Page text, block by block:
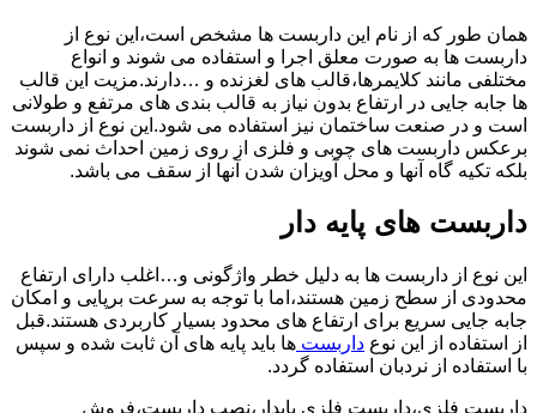
همان طور که از نام این داربست ها مشخص است،این نوع از
داربست ها به صورت معلق اجرا و استفاده می شوند و انواع
مختلفی مانند کلایمرها،قالب های لغزنده و …دارند.مزیت این قالب
ها جابه جایی در ارتفاع بدون نیاز به قالب بندی های مرتفع و طولانی
است و در صنعت ساختمان نیز استفاده می شود.این نوع از داربست
برعکس داربست های چوبی و فلزی از روی زمین احداث نمی شوند
بلکه تکیه گاه آنها و محل آویزان شدن آنها از سقف می باشد.
داربست های پایه دار
این نوع از داربست ها به دلیل خطر واژگونی و…اغلب دارای ارتفاع
محدودی از سطح زمین هستند،اما با توجه به سرعت برپایی و امکان
جابه جایی سریع برای ارتفاع های محدود بسیار کاربردی هستند.قبل
از استفاده از این نوع داربست ها باید پایه های آن ثابت شده و سپس
با استفاده از نردبان استفاده گردد.
داربست فلزی،داربست فلزی پایدار،نصب داربست،فروش